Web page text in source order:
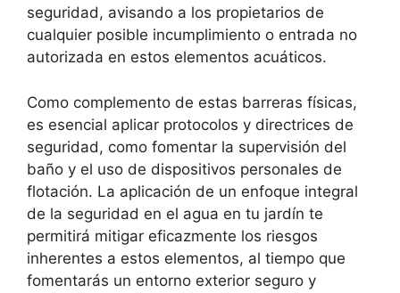
seguridad, avisando a los propietarios de
cualquier posible incumplimiento o entrada no
autorizada en estos elementos acuáticos.
Como complemento de estas barreras físicas,
es esencial aplicar protocolos y directrices de
seguridad, como fomentar la supervisión del
baño y el uso de dispositivos personales de
flotación. La aplicación de un enfoque integral
de la seguridad en el agua en tu jardín te
permitirá mitigar eficazmente los riesgos
inherentes a estos elementos, al tiempo que
fomentarás un entorno exterior seguro y